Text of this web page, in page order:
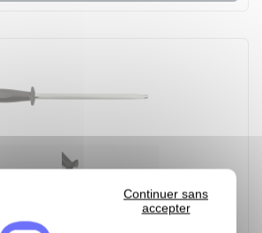
Continuer sans
accepter